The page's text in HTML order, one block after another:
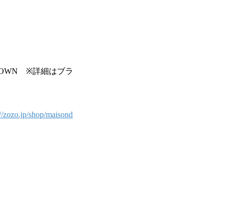
※詳細はブラ
zozo.jp/shop/maisond